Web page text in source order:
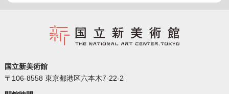
国立新美術館
〒106-8558 東京都港区六本木7-22-2